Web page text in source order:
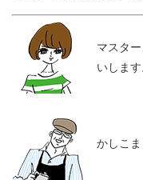
マスタ
いします
かしこま